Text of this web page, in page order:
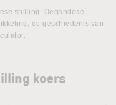
shilling: Oegandese
de geschiedenis van
koers